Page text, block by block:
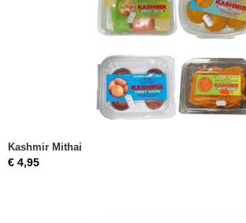
Kashmir Mithai
€ 4,95